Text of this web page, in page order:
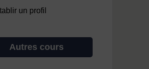
un profil
Autres cours